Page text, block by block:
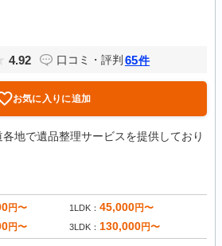
4.92 口コミ・評判 65件
お気に入りに追加
地で遺品整理サービスを提供しており
円〜 1LDK 45,000円〜
円〜 3LDK 130,000円〜